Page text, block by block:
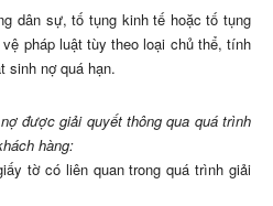
dân sự, tố tụng kinh tế hoặc tố tụng
pháp luật tùy theo loại chủ thể, tính
sinh nợ quá hạn.
được giải quyết thông qua quá trình
hàng:
tờ có liên quan trong quá trình giải